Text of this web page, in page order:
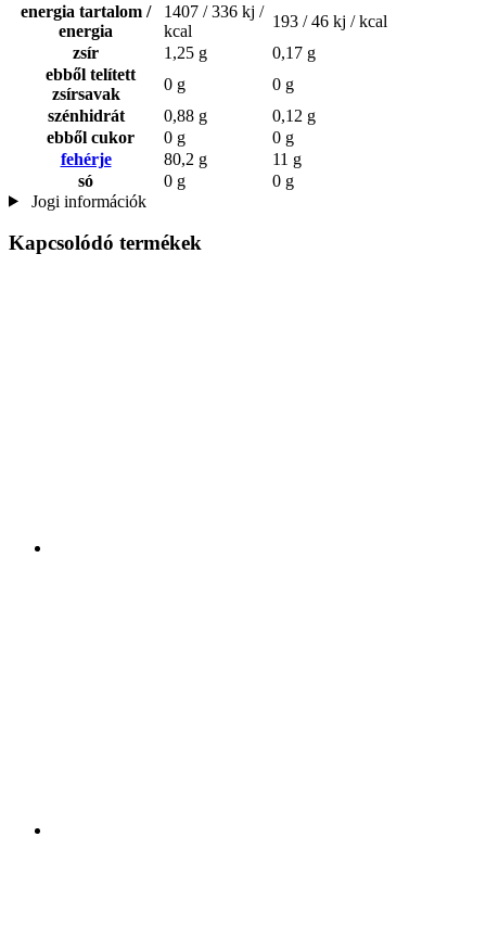
energia tartalom /
energia
1407 / 336 kj /
kcal
193 / 46 kj / kcal
zsír
1,25 g
0,17 g
ebből telített
zsírsavak
0 g
0 g
szénhidrát
0,88 g
0,12 g
ebből cukor
0 g
0 g
fehérje
80,2 g
11 g
só
0 g
0 g
Jogi információk
Kapcsolódó termékek